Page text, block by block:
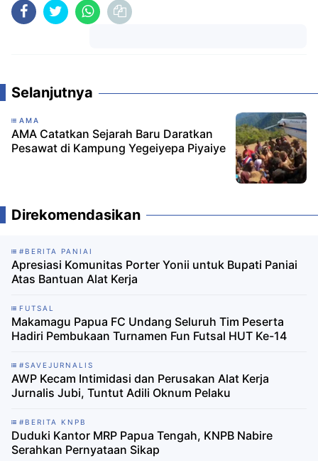
Selanjutnya
AMA
AMA Catatkan Sejarah Baru Daratkan
Pesawat di Kampung Yegeiyepa Piyaiye
Direkomendasikan
#BERITA PANIAI
Apresiasi Komunitas Porter Yonii untuk Bupati Paniai
Atas Bantuan Alat Kerja
FUTSAL
Makamagu Papua FC Undang Seluruh Tim Peserta
Hadiri Pembukaan Turnamen Fun Futsal HUT Ke-14
#SAVEJURNALIS
AWP Kecam Intimidasi dan Perusakan Alat Kerja
Jurnalis Jubi, Tuntut Adili Oknum Pelaku
#BERITA KNPB
Duduki Kantor MRP Papua Tengah, KNPB Nabire
Serahkan Pernyataan Sikap